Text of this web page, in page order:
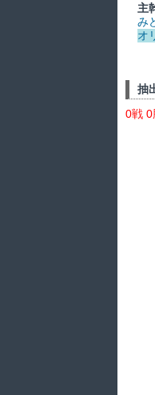
主
み
オ
抽
0戦 0